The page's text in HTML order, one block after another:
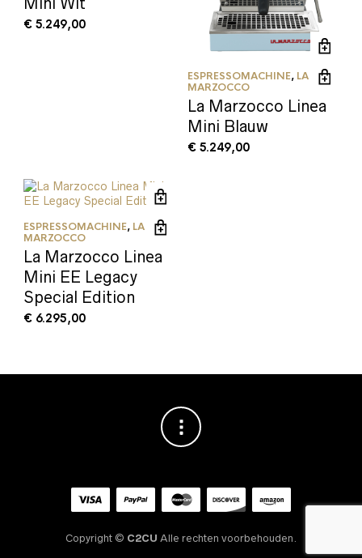
Mini Wit
€5.249,00
ESPRESSOMACHINE, LA
MARZOCCO
La Marzocco Linea
Mini Blauw
€5.249,00
ESPRESSOMACHINE, LA
MARZOCCO
La Marzocco Linea
Mini EE Legacy
Special Edition
€6.295,00
Copyright © C2CU Alle rechten voorbehouden.